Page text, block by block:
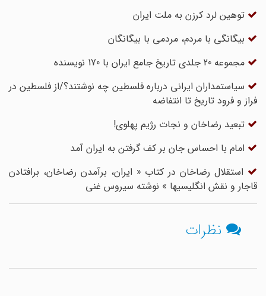
توهین لرد کرزن به ملت ایران
بیگانگی با مردم، مردمی با بیگانگان
مجموعه 20 جلدی تاریخ جامع ایران با 170 نویسنده
سیاستمداران ایرانی درباره فلسطین چه نوشتند؟/از ف‍ل‍س‍طی‍ن‌ در
ف‍راز و ف‍رود ت‍اری‍خ تا انتفاضه
تبعید رضاخان و نجات رژیم پهلوی!
امام با احساس جان بر کف گرفتن به ایران آمد
استقلال رضاخان در کتاب « ایران، برآمدن رضاخان، برافتادن
قاجار و نقش انگلیسیها » نوشته سیروس غنی
نظرات